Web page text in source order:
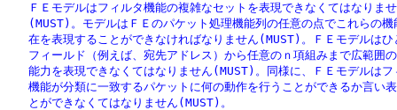
ＦＥモデルはフィルタ機能の複雑なセットを表現できなくてはなりま
(MUST)。モデルはＦＥのパケット処理機能列の任意の点でこれらの機
在を表現することができなければなりません(MUST)。ＦＥモデルはひ
フィールド（例えば、宛先アドレス）から任意のｎ項組みまで広範囲
能力を表現できなくてはなりません(MUST)。同様に、ＦＥモデルはフ
機能が分類に一致するパケットに何の動作を行うことができるか言い
   とができなくてはなりません(MUST)。